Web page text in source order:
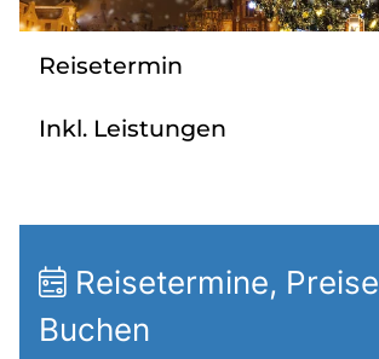
Sie befinden sich in:
Österreich
Reisetermin
Inkl. Leistungen
Reisetermine,
Buchen